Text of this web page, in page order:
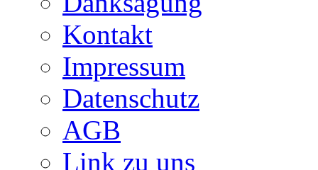
Kontakt
Impressum
Datenschutz
AGB
Link zu uns